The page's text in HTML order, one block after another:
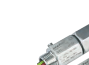
В избранное